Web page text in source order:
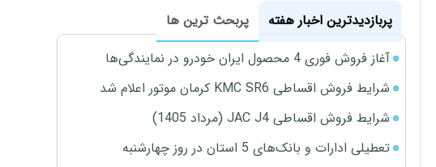
پربازدیدترین اخبار هفته
پربحث ترین ها
آغاز فروش فوری 4 محصول ایران خودرو در نمایندگی‌ها
شرایط فروش اقساطی KMC SR6 کرمان موتور اعلام شد
شرایط فروش اقساطی JAC J4 (مرداد 1405)
تعطیلی ادارات و بانک‌های 5 استان در روز چهارشنبه